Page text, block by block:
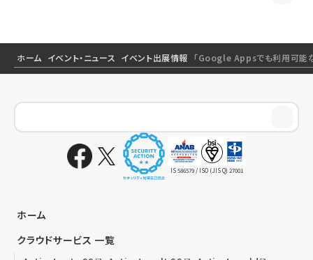
ホーム イベント・ニュース イベント出展情報 「Google Appsでも利用可能
IS 586579 / ISO (JIS Q) 27001
ホーム
クラウドサービス 一覧